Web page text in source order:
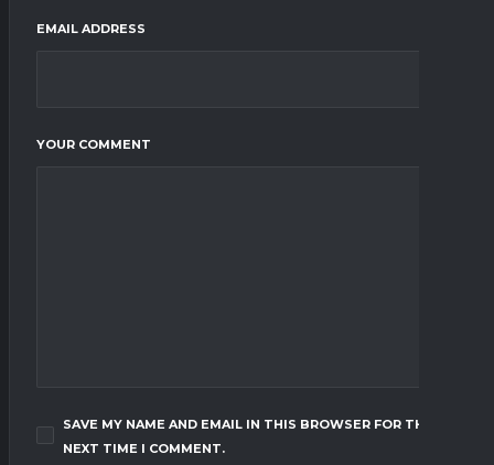
EMAIL ADDRESS
YOUR COMMENT
SAVE MY NAME AND EMAIL IN THIS BROWSER FOR THE
NEXT TIME I COMMENT.